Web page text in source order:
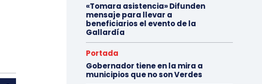
«Tomara asistencia» Difunden
mensaje para llevar a
beneficiarios el evento de la
Gallardía
Portada
Gobernador tiene en la mira a
municipios que no son Verdes